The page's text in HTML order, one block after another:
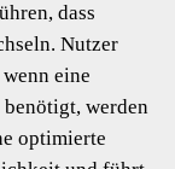
dass
Nutzer
eine
benötigt, werden
optimierte